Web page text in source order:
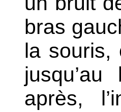
bras
la souris,
après,